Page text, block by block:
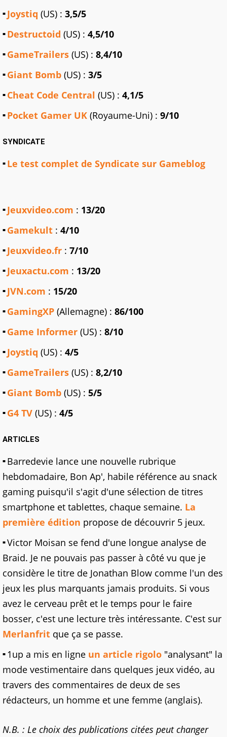
Joystiq (US) : 3,5/5
Destructoid (US) : 4,5/10
GameTrailers (US) : 8,4/10
Giant Bomb (US) : 3/5
Cheat Code Central (US) : 4,1/5
Pocket Gamer UK (Royaume-Uni) : 9/10
SYNDICATE
Le test complet de Syndicate sur Gameblog
Jeuxvideo.com : 13/20
Gamekult : 4/10
Jeuxvideo.fr : 7/10
Jeuxactu.com : 13/20
JVN.com : 15/20
GamingXP (Allemagne) : 86/100
Game Informer (US) : 8/10
Joystiq (US) : 4/5
GameTrailers (US) : 8,2/10
Giant Bomb (US) : 5/5
G4 TV (US) : 4/5
ARTICLES
Barredevie lance une nouvelle rubrique
hebdomadaire, Bon Ap', habile référence au snack
gaming puisqu'il s'agit d'une sélection de titres
smartphone et tablettes, chaque semaine. La
première édition propose de découvrir 5 jeux.
Victor Moisan se fend d'une longue analyse de
Braid. Je ne pouvais pas passer à côté vu que je
considère le titre de Jonathan Blow comme l'un des
jeux les plus marquants jamais produits. Si vous
avez le cerveau prêt et le temps pour le faire
bosser, c'est une lecture très intéressante. C'est sur
Merlanfrit que ça se passe.
1up a mis en ligne un article rigolo "analysant" la
mode vestimentaire dans quelques jeux vidéo, au
travers des commentaires de deux de ses
rédacteurs, un homme et une femme (anglais).
N.B. : Le choix des publications citées peut changer